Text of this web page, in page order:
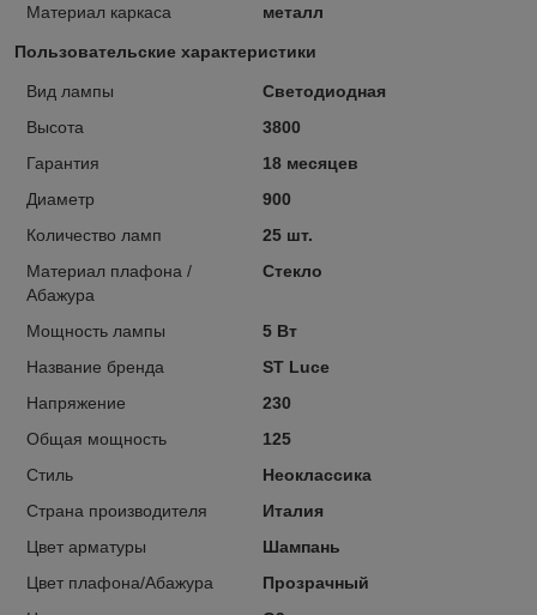
Материал каркаса металл
Пользовательские характеристики
Вид лампы
Светодиодная
Высота
3800
Гарантия
18 месяцев
Диаметр
900
Количество ламп
25 шт.
Материал плафона /
Абажура
Стекло
Мощность лампы
5 Вт
Название бренда
ST Luce
Напряжение
230
Общая мощность
125
Стиль
Неоклассика
Страна производителя
Италия
Цвет арматуры
Шампань
Цвет плафона/Абажура
Прозрачный